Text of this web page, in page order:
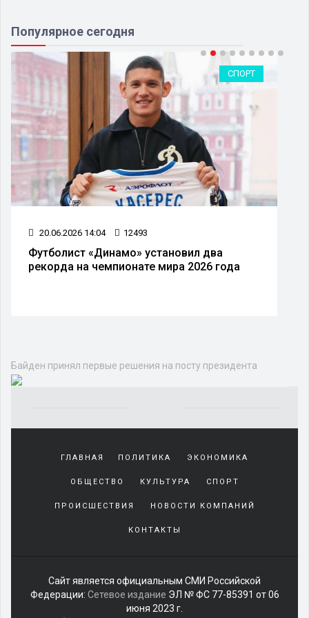
Популярное сегодня
СПОРТ
20.06.2026 14:04 12493
Футболист «Динамо» установил два
рекорда на чемпионате мира 2026 года
Байден принял первые решения на посту президента
sürekli
beraber
geçirerek
harcadığı
yakın
olan
arkadaşına
ГЛАВНАЯ ПОЛИТИКА ЭКОНОМИКА
ОБЩЕСТВО КУЛЬТУРА СПОРТ
ПРОИСШЕСТВИЯ НОВОСТИ КОМПАНИЙ
КОНТАКТЫ
Сайт является официальным СМИ Российской
Федерации: Сетевое издание ЭЛ № ФС 77-85391 от 06
июня 2023 г.